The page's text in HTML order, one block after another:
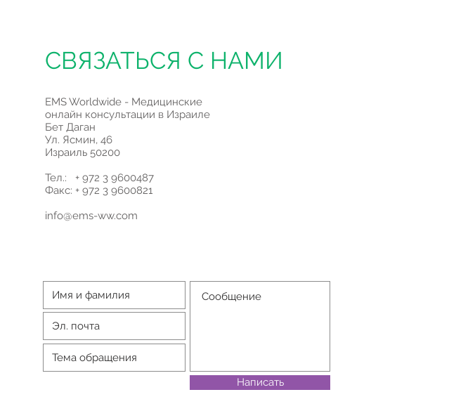
СВЯЗАТЬСЯ С НАМИ
EMS Worldwide - Медицинские
онлайн консультации в Израиле
Бет Даган
Ул. Ясмин, 46
Израиль 50200
Тел.: + 972 3 9600487
Факс: + 972 3 9600821
info@ems-ww.com
Написать